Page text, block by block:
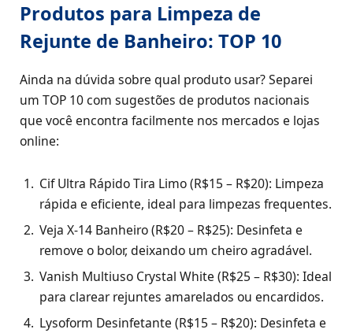
Produtos para Limpeza de
Rejunte de Banheiro: TOP 10
Ainda na dúvida sobre qual produto usar? Separei
um TOP 10 com sugestões de produtos nacionais
que você encontra facilmente nos mercados e lojas
online:
Cif Ultra Rápido Tira Limo (R$15 – R$20): Limpeza
rápida e eficiente, ideal para limpezas frequentes.
Veja X-14 Banheiro (R$20 – R$25): Desinfeta e
remove o bolor, deixando um cheiro agradável.
Vanish Multiuso Crystal White (R$25 – R$30): Ideal
para clarear rejuntes amarelados ou encardidos.
Lysoform Desinfetante (R$15 – R$20): Desinfeta e